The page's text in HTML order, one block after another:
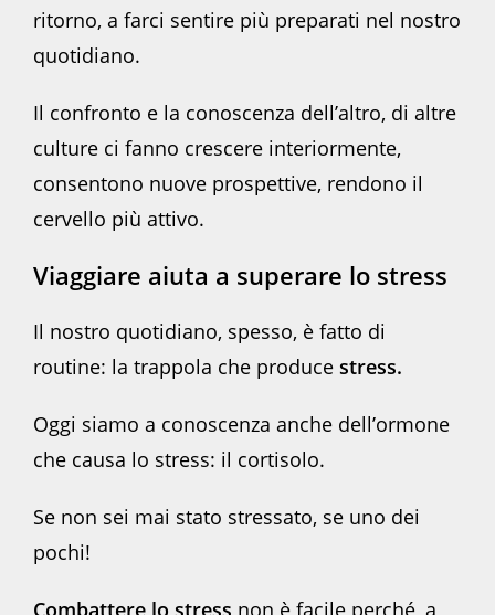
ritorno, a farci sentire più preparati nel nostro
quotidiano.
Il confronto e la conoscenza dell’altro, di altre
culture ci fanno crescere interiormente,
consentono nuove prospettive, rendono il
cervello più attivo.
Viaggiare aiuta a superare lo stress
Il nostro quotidiano, spesso, è fatto di
routine: la trappola che produce stress.
Oggi siamo a conoscenza anche dell’ormone
che causa lo stress: il cortisolo.
Se non sei mai stato stressato, se uno dei
pochi!